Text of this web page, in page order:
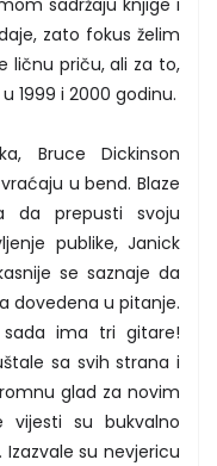
zato fokus želim
ličnu priču, ali za to,
1999 i 2000 godinu.
Bruce Dickinson
u bend. Blaze
da prepusti svoju
publike, Janick
se saznaje da
dovedena u pitanje.
sada ima tri gitare!
sa svih strana i
glad za novim
vijesti su bukvalno
Izazvale su nevjericu